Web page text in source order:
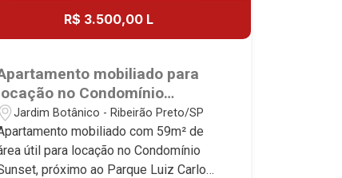
R$ 3.500,00 L
mobiliado para
no Condomínio
Sunset, próximo ao Parque
Carlos Raya - Ribeirão
SP.
Jardim Botânico - Ribeirão Preto/SP
mobiliado com 59m² de
útil para locação no Condomínio
próximo ao Parque Luiz Carlos